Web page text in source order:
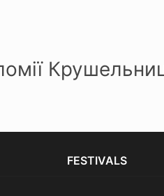
FESTIVALS